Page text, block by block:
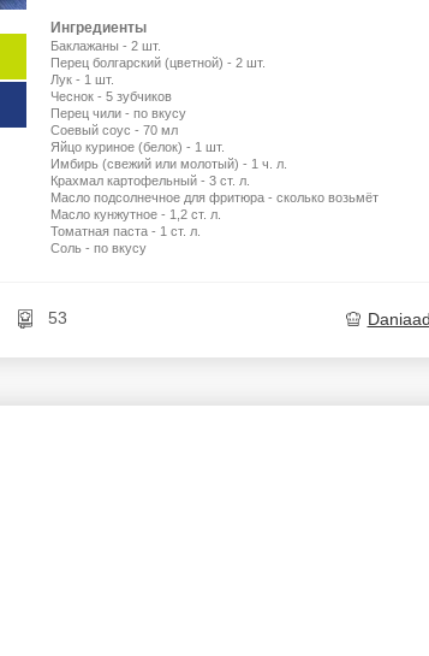
Ингредиенты
Баклажаны - 2 шт.
Перец болгарский (цветной) - 2 шт.
Лук - 1 шт.
Чеснок - 5 зубчиков
Перец чили - по вкусу
Соевый соус - 70 мл
Яйцо куриное (белок) - 1 шт.
Имбирь (свежий или молотый) - 1 ч. л.
Крахмал картофельный - 3 ст. л.
Масло подсолнечное для фритюра - сколько возьмёт
Масло кунжутное - 1,2 ст. л.
Томатная паста - 1 ст. л.
Соль - по вкусу
53